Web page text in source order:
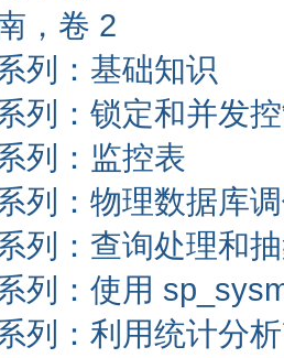
，卷 2
列：基础知识
列：锁定和并发
列：监控表
列：物理数据库
列：查询处理和
列：使用
列：利用统计分